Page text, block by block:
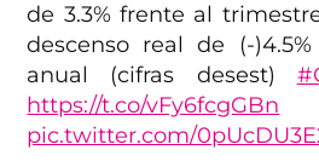
de 3.3% frente al
descenso real de (-
anual (cifras desest)
https://t.co/vFy6fcgGBn
pic.twitter.com/